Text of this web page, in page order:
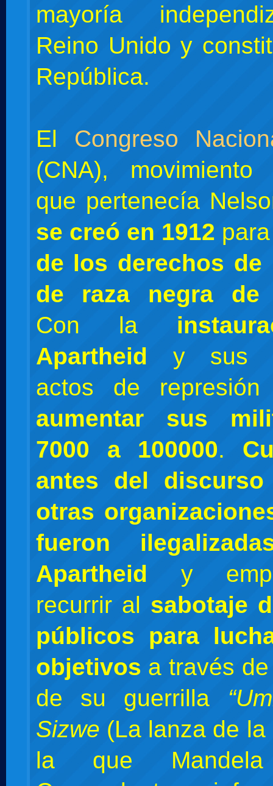
mayoría
Reino Unido y
República.
El Congreso
(CNA),
que pertenecía
se creó en 1912
de los derechos de
de raza negra de
Con la
Apartheid y sus
actos de
aumentar sus
7000 a 100000.
antes del
otras
fueron
Apartheid y
recurrir al sabotaje
públicos para
objetivos a través
de su guerrilla
Sizwe (La lanza de la
la que